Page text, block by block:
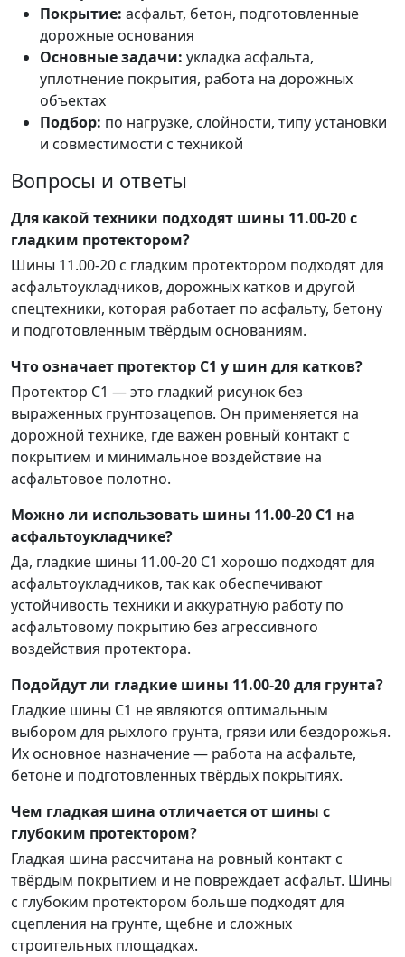
Покрытие: асфальт, бетон, подготовленные
дорожные основания
Основные задачи: укладка асфальта,
уплотнение покрытия, работа на дорожных
объектах
Подбор: по нагрузке, слойности, типу установки
и совместимости с техникой
Вопросы и ответы
Для какой техники подходят шины 11.00-20 с
гладким протектором?
Шины 11.00-20 с гладким протектором подходят для
асфальтоукладчиков, дорожных катков и другой
спецтехники, которая работает по асфальту, бетону
и подготовленным твёрдым основаниям.
Что означает протектор C1 у шин для катков?
Протектор C1 — это гладкий рисунок без
выраженных грунтозацепов. Он применяется на
дорожной технике, где важен ровный контакт с
покрытием и минимальное воздействие на
асфальтовое полотно.
Можно ли использовать шины 11.00-20 C1 на
асфальтоукладчике?
Да, гладкие шины 11.00-20 C1 хорошо подходят для
асфальтоукладчиков, так как обеспечивают
устойчивость техники и аккуратную работу по
асфальтовому покрытию без агрессивного
воздействия протектора.
Подойдут ли гладкие шины 11.00-20 для грунта?
Гладкие шины C1 не являются оптимальным
выбором для рыхлого грунта, грязи или бездорожья.
Их основное назначение — работа на асфальте,
бетоне и подготовленных твёрдых покрытиях.
Чем гладкая шина отличается от шины с
глубоким протектором?
Гладкая шина рассчитана на ровный контакт с
твёрдым покрытием и не повреждает асфальт. Шины
с глубоким протектором больше подходят для
сцепления на грунте, щебне и сложных
строительных площадках.